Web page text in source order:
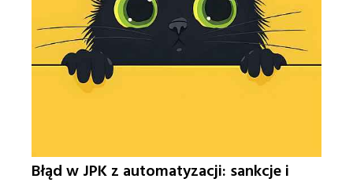
Błąd w JPK z automatyzacji: sankcje i